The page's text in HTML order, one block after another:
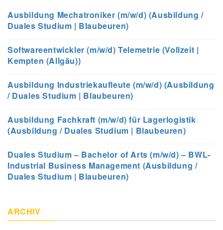
Ausbildung Mechatroniker (m/w/d) (Ausbildung /
Duales Studium | Blaubeuren)
Softwareentwickler (m/w/d) Telemetrie (Vollzeit |
Kempten (Allgäu))
Ausbildung Industriekaufleute (m/w/d) (Ausbildung
/ Duales Studium | Blaubeuren)
Ausbildung Fachkraft (m/w/d) für Lagerlogistik
(Ausbildung / Duales Studium | Blaubeuren)
Duales Studium – Bachelor of Arts (m/w/d) – BWL-
Industrial Business Management (Ausbildung /
Duales Studium | Blaubeuren)
ARCHIV